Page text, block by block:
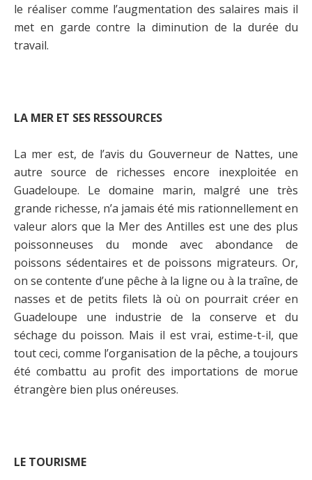
le réaliser comme l’augmentation des salaires mais il
met en garde contre la diminution de la durée du
travail.
LA MER ET SES RESSOURCES
La mer est, de l’avis du Gouverneur de Nattes, une
autre source de richesses encore inexploitée en
Guadeloupe. Le domaine marin, malgré une très
grande richesse, n’a jamais été mis rationnellement en
valeur alors que la Mer des Antilles est une des plus
poissonneuses du monde avec abondance de
poissons sédentaires et de poissons migrateurs. Or,
on se contente d’une pêche à la ligne ou à la traîne, de
nasses et de petits filets là où on pourrait créer en
Guadeloupe une industrie de la conserve et du
séchage du poisson. Mais il est vrai, estime-t-il, que
tout ceci, comme l’organisation de la pêche, a toujours
été combattu au profit des importations de morue
étrangère bien plus onéreuses.
LE TOURISME